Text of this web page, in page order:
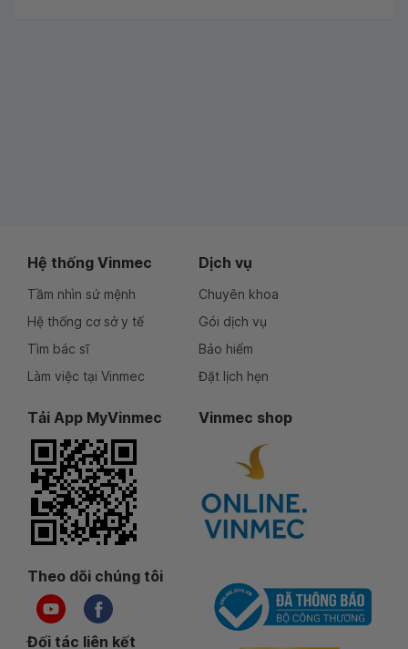
Hệ thống Vinmec
Tầm nhìn sứ mệnh
Hệ thống cơ sở y tế
Tìm bác sĩ
Làm việc tại Vinmec
Dịch vụ
Chuyên khoa
Gói dịch vụ
Bảo hiểm
Đặt lịch hẹn
Tải App MyVinmec Vinmec shop
Theo dõi chúng tôi
Đối tác liên kết